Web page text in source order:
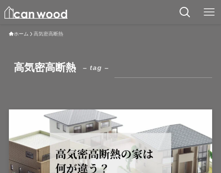
ホーム 高気密高断熱
高気密高断熱 – tag –